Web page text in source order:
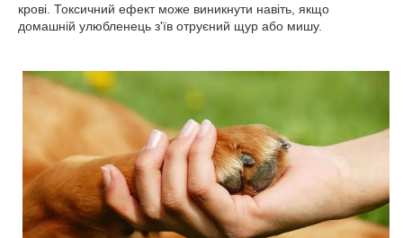
крові. Токсичний ефект може виникнути навіть, якщо
домашній улюбленець з'їв отруєний щур або мишу.